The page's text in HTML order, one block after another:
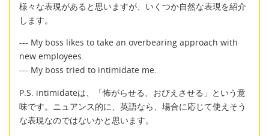
様々な表現があると思いますが、いくつか自然な表現を紹介
します。
--- My boss likes to take an overbearing approach with
new employees.
--- My boss tried to intimidate me.
P.S. intimidateは、「怖がらせる、おびえさせる」という意
味です。ニュアンス的に、英語なら、場合に応じて使えそう
な表現なのではないかと思います。